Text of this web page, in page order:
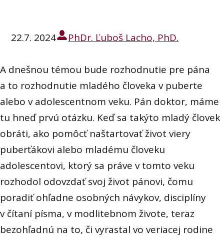
22.7. 2024 PhDr. Ľuboš Lacho, PhD.
A dnešnou témou bude rozhodnutie pre pána
a to rozhodnutie mladého človeka v puberte
alebo v adolescentnom veku. Pán doktor, máme
tu hneď prvú otázku. Keď sa takýto mladý človek
obráti, ako pomôcť naštartovať život viery
puberťákovi alebo mladému človeku
adolescentovi, ktorý sa práve v tomto veku
rozhodol odovzdať svoj život pánovi, čomu
poradiť ohľadne osobných návykov, disciplíny
v čítaní písma, v modlitebnom živote, teraz
bezohľadnú na to, či vyrastal vo veriacej rodine